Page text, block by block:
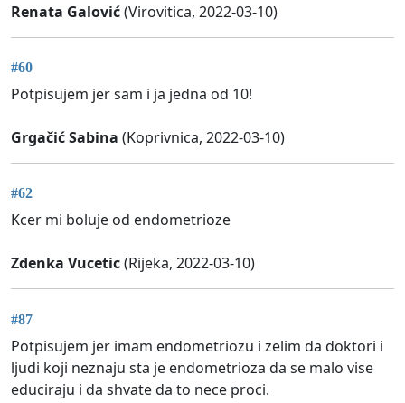
Renata Galović(Virovitica, 2022-03-10)
#60
Potpisujem jer sam i ja jedna od 10!
Grgačić Sabina (Koprivnica, 2022-03-10)
#62
Kcer mi boluje od endometrioze
Zdenka Vucetic(Rijeka, 2022-03-10)
#87
Potpisujem jer imam endometriozu i zelim da doktori i
ljudi koji neznaju sta je endometrioza da se malo vise
educiraju i da shvate da to nece proci.